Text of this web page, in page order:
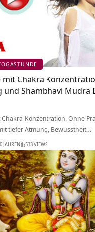
mit Chakra
und Shambhavi Mudra
Konzentration. Ohne
tiefer Atmung, Bewusstheit…
JAHREN 533 VIEWS